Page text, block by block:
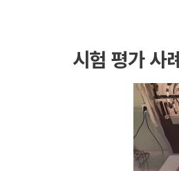
시험 평가 사